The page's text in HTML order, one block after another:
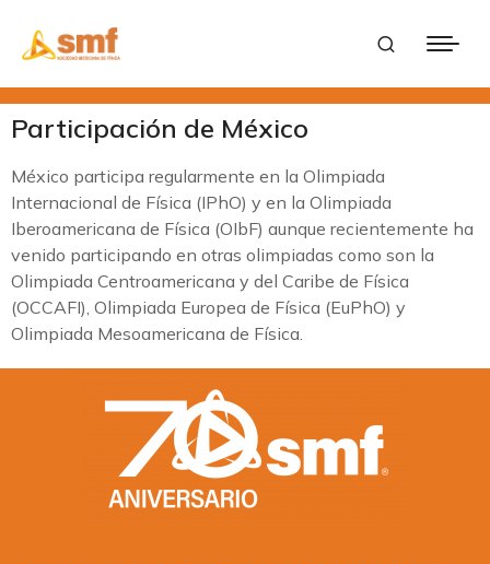
Participación de México
México participa regularmente en la Olimpiada
Internacional de Física (IPhO) y en la Olimpiada
Iberoamericana de Física (OIbF) aunque recientemente ha
venido participando en otras olimpiadas como son la
Olimpiada Centroamericana y del Caribe de Física
(OCCAFI), Olimpiada Europea de Física (EuPhO) y
Olimpiada Mesoamericana de Física.